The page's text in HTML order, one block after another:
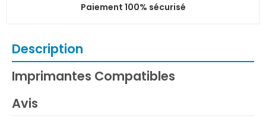
Paiement 100% sécurisé
Description
Imprimantes Compatibles
Avis